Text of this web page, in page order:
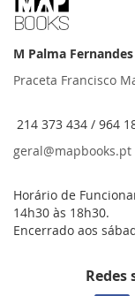
M Palma
Praceta Francisco
214 373 434 / 964
geral@mapbooks.pt
Horário de
14h30 às 18h30.
Encerrado aos
Redes